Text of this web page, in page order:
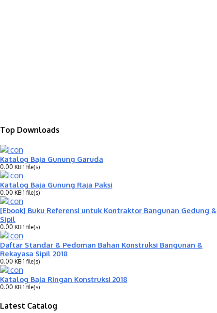
Top Downloads
Katalog Baja Gunung Garuda
0.00 KB 1 file(s)
Katalog Baja Gunung Raja Paksi
0.00 KB 1 file(s)
[Ebook] Buku Referensi untuk Kontraktor Bangunan Gedung &
Sipil
0.00 KB 1 file(s)
Daftar Standar & Pedoman Bahan Konstruksi Bangunan &
Rekayasa Sipil 2018
0.00 KB 1 file(s)
Katalog Baja Ringan Konstruksi 2018
0.00 KB 1 file(s)
Latest Catalog